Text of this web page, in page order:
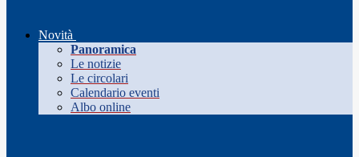
Novità
Panoramica
Le notizie
Le circolari
Calendario eventi
Albo online